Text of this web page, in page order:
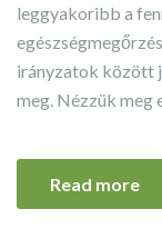
leggyakoribb a
irányzatok között
meg. Nézzük meg
Read more